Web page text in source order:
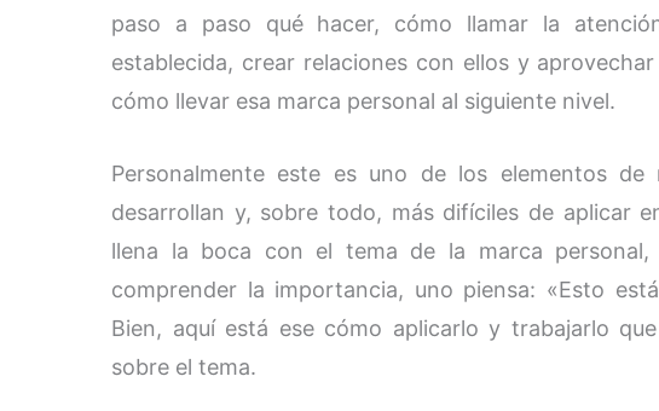
paso a paso qué hacer, cómo llamar la
establecida, crear relaciones con ellos y
cómo llevar esa marca personal al siguiente nivel.
Personalmente este es uno de los elementos
desarrollan y, sobre todo, más difíciles de aplicar
llena la boca con el tema de la marca
comprender la importancia, uno piensa: «Esto
Bien, aquí está ese cómo aplicarlo y trabajarlo
sobre el tema.